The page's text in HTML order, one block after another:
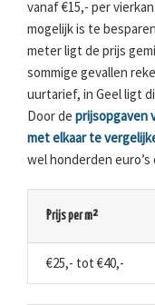
vanaf €15,- per
mogelijk is te
meter ligt de prijs
sommige gevallen
uurtarief, in Geel ligt
Door de prijsopgaven
met elkaar te
wel honderden
Prijs per m²
€25,- tot €40,-